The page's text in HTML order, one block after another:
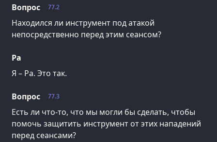
77.2
Вопрос
Находился ли инструмент под атакой
непосредственно перед этим сеансом?
Ра
Я – Ра. Это так.
77.3
Вопрос
Есть ли что-то, что мы могли бы сделать, чтобы
помочь защитить инструмент от этих нападений
перед сеансами?